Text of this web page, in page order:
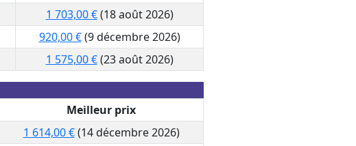
1 703,00 €(18 août 2026)
920,00 €(9 décembre 2026)
1 575,00 €(23 août 2026)
Meilleur prix
1 614,00 €(14 décembre 2026)